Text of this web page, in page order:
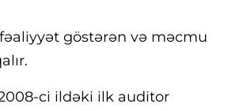
fəaliyyət göstərən və məcmu
ci ildəki ilk auditor